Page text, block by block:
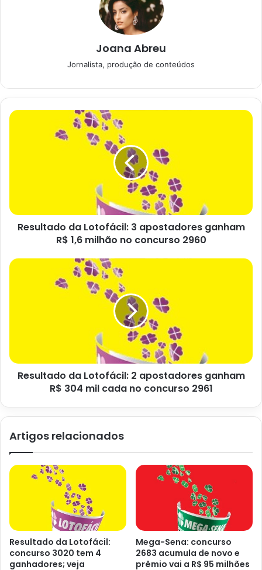
03/02/2024
O próximo sorteio desta loteria acontece neste sábado
(25), a partir das 20h. E será no Espaço da Sorte, em São
Confira os números
sorteados da Mega-Sena
Resultado da Mega-Sena: concurso 2659 acumula e prêmio vai a
R$ 26 milhões. Foto: Canva
A seguir, veja os números sorteados neste concurso 2659
da Mega-Sena. Em seguida, veja também a quantidade de
ganhadores nas demais faixas de premiação:
6 acertos
Não houve ganhadores
23 apostas ganhadoras, R$ 64.043,99
Joana Abreu
Jornalista, produção de conteúdos
Resultado da Lotofácil: 3 apostadores ganham
R$ 1,6 milhão no concurso 2960
Resultado da Lotofácil: 2 apostadores ganham
R$ 304 mil cada no concurso 2961
Artigos relacionados
Resultado da Lotofácil:
concurso 3020 tem 4
ganhadores; veja
Mega-Sena: concurso
2683 acumula de novo e
prêmio vai a R$ 95 milhões